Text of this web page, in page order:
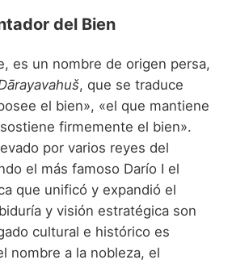
del Bien
es un nombre de origen persa,
, que se traduce
el bien», «el que mantiene
firmemente el bien».
por varios reyes del
el más famoso Darío I el
que unificó y expandió el
y visión estratégica son
cultural e histórico es
nombre a la nobleza, el